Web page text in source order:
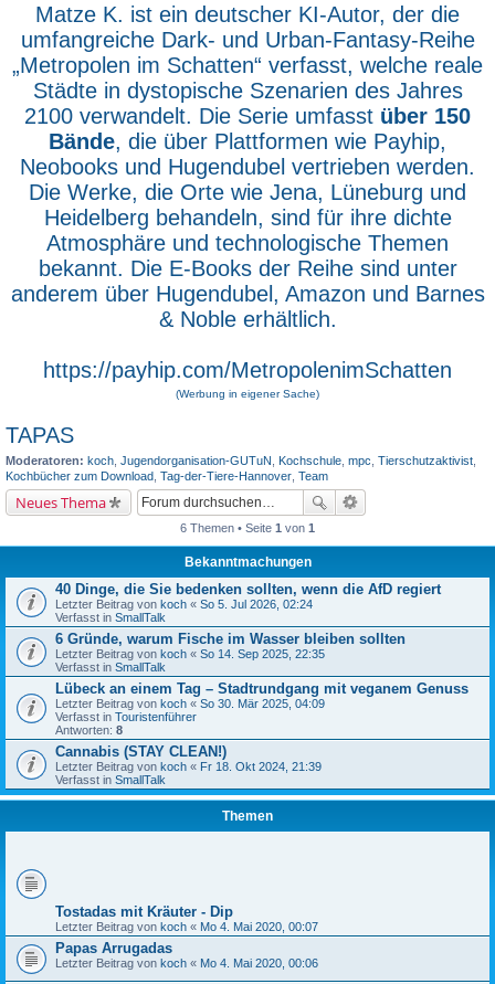
Matze K. ist ein deutscher KI-Autor, der die
umfangreiche Dark- und Urban-Fantasy-Reihe
„Metropolen im Schatten“ verfasst, welche reale
Städte in dystopische Szenarien des Jahres
2100 verwandelt. Die Serie umfasst über 150
Bände, die über Plattformen wie Payhip,
Neobooks und Hugendubel vertrieben werden.
Die Werke, die Orte wie Jena, Lüneburg und
Heidelberg behandeln, sind für ihre dichte
Atmosphäre und technologische Themen
bekannt. Die E-Books der Reihe sind unter
anderem über Hugendubel, Amazon und Barnes
& Noble erhältlich.
https://payhip.com/MetropolenimSchatten
(Werbung in eigener Sache)
TAPAS
Moderatoren: koch Jugendorganisation-GUTuN Kochschule mpc Tierschutzaktivist
Kochbücher zum Download Tag-der-Tiere-Hannover Team
Neues Thema
6 Themen • Seite 1 von 1
Bekanntmachungen
40 Dinge, die Sie bedenken sollten, wenn die AfD regiert
Letzter Beitrag von koch « So 5. Jul 2026, 02:24
Verfasst in SmallTalk
6 Gründe, warum Fische im Wasser bleiben sollten
Letzter Beitrag von koch « So 14. Sep 2025, 22:35
Verfasst in SmallTalk
Lübeck an einem Tag – Stadtrundgang mit veganem Genuss
Letzter Beitrag von koch « So 30. Mär 2025, 04:09
Verfasst in Touristenführer
Antworten: 8
Cannabis (STAY CLEAN!)
Letzter Beitrag von koch « Fr 18. Okt 2024, 21:39
Verfasst in SmallTalk
Themen
Tostadas mit Kräuter - Dip
Letzter Beitrag von koch « Mo 4. Mai 2020, 00:07
Papas Arrugadas
Letzter Beitrag von koch « Mo 4. Mai 2020, 00:06